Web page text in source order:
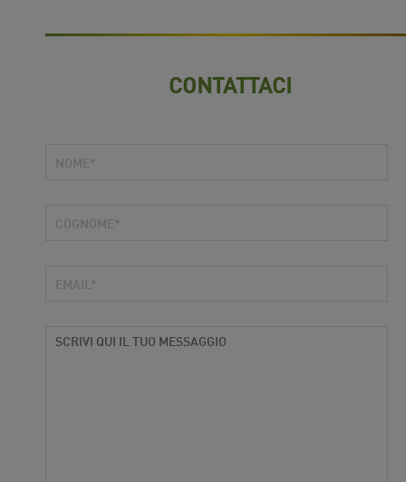
CONTATTACI